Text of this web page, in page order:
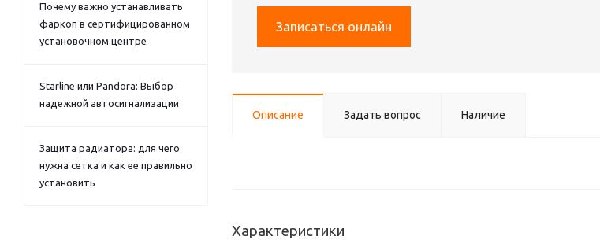
Записаться онлайн
Описание Задать вопрос Наличие
Характеристики
Почему важно устанавливать
фаркоп в сертифицированном
установочном центре
Starline или Pandora: Выбор
надежной автосигнализации
Защита радиатора: для чего
нужна сетка и как ее правильно
установить